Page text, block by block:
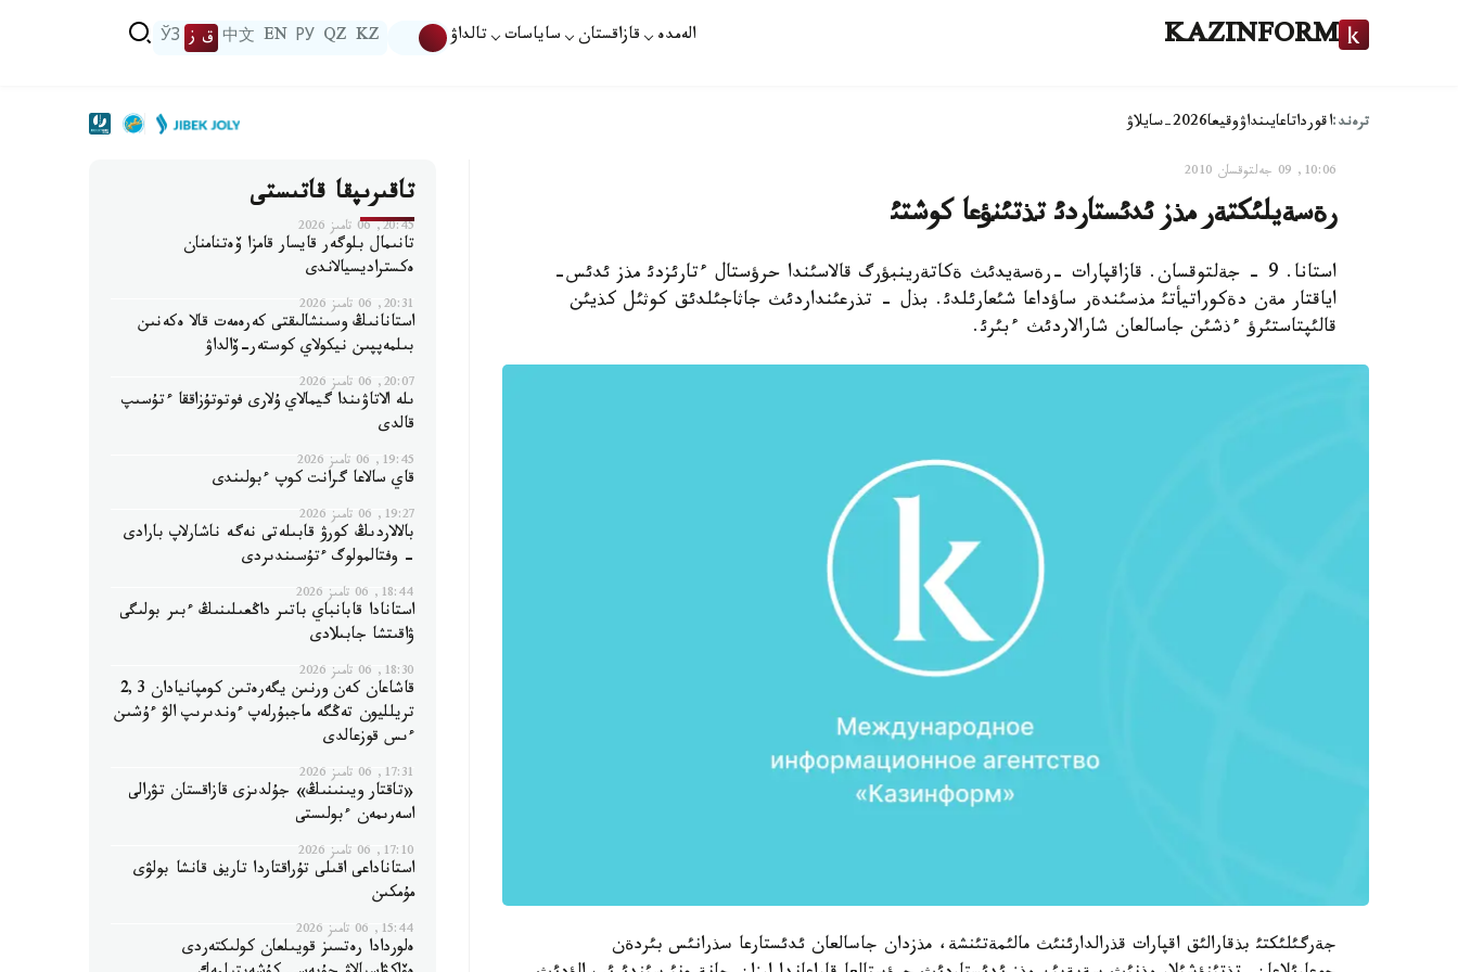
KAZINFORM الەمدە قازاقستان ساياسات تالداۋ KZ
QZ
РУ
EN
中文 ق ز ЎЗ
ترەند:اقورداتاعايىنداۋوقيعا2026-سايلاۋ
10:06, 09 جەلتوقسان 2010
رةسةيلئكتةر مذز ئدئستاردئ تذتئنؤعا كوشتئ
استانا. 9 - جةلتوقسان. قازاقپارات -رةسةيدئث ةكاتةرينبؤرگ قالاسئندا حرؤستال ءتارئزدئ مذز ئدئس-
اياقتار مةن دةكوراتيأتئ مذسئندةر ساؤداعا شئعارئلدئ. بذل - تذرعئنداردئث جاثاجئلدئق كوثئل كذيئن
قالئپتاستئرؤ ءذشئن جاسالعان شارالاردئث ءبئرئ.
جةرگئلئكتئ بذقارالئق اقپارات قذرالدارئنئث مالئمةتئنشة، مذزدان جاسالعان ئدئستارعا سذرانئس بئردةن
تاقىرىپقا قاتىستى
20:45, 06 تامىز 2026
تانىمال بلوگەر قايسار قامزا ۆەتنامنان
ەكستراديسيالاندى
20:31, 06 تامىز 2026
استانانىڭ وسىنشالىقتى كەرەمەت قالا ەكەنىن
بىلمەپپىن نيكولاي كوستەر-ۆالداۋ
20:07, 06 تامىز 2026
ىلە الاتاۋىندا گيمالاي ۇلارى فوتوتۇزاققا ءتۇسىپ
قالدى
19:45, 06 تامىز 2026
قاي سالاعا گرانت كوپ ءبولىندى
19:27, 06 تامىز 2026
بالالاردىڭ كورۋ قابىلەتى نەگە ناشارلاپ بارادى
- وفتالمولوگ ءتۇسىندىردى
18:44, 06 تامىز 2026
استانادا قابانباي باتىر داڭعىلىنىڭ ءبىر بولىگى
ۋاقىتشا جابىلادى
18:30, 06 تامىز 2026
قاشاعان كەن ورنىن يگەرەتىن كومپانيادان 2,3
تريلليون تەڭگە ماجبۇرلەپ ءوندىرىپ الۋ ءۇشىن
ءىس قوزعالدى
17:31, 06 تامىز 2026
«تاقتار ويىنىنىڭ» جۇلدىزى قازاقستان تۋرالى
اسەرىمەن ءبولىستى
17:10, 06 تامىز 2026
استاناداعى اقىلى تۇراقتاردا تاريف قانشا بولۋى
مۇمكىن
15:44, 06 تامىز 2026
ەلوردادا رەتسىز قويىلعان كولىكتەردى